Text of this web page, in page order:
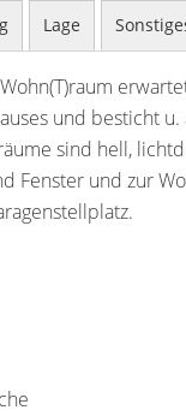
Lage
und besticht
sind hell,
Fenster und zur